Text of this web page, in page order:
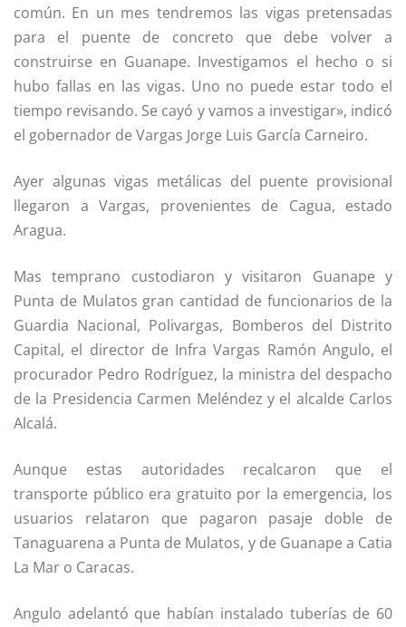
común. En un mes tendremos las vigas pretensadas
para el puente de concreto que debe volver a
construirse en Guanape. Investigamos el hecho o si
hubo fallas en las vigas. Uno no puede estar todo el
tiempo revisando. Se cayó y vamos a investigar», indicó
el gobernador de Vargas Jorge Luis García Carneiro.
Ayer algunas vigas metálicas del puente provisional
llegaron a Vargas, provenientes de Cagua, estado
Aragua.
Mas temprano custodiaron y visitaron Guanape y
Punta de Mulatos gran cantidad de funcionarios de la
Guardia Nacional, Polivargas, Bomberos del Distrito
Capital, el director de Infra Vargas Ramón Angulo, el
procurador Pedro Rodríguez, la ministra del despacho
de la Presidencia Carmen Meléndez y el alcalde Carlos
Alcalá.
Aunque estas autoridades recalcaron que el
transporte público era gratuito por la emergencia, los
usuarios relataron que pagaron pasaje doble de
Tanaguarena a Punta de Mulatos, y de Guanape a Catia
La Mar o Caracas.
Angulo adelantó que habían instalado tuberías de 60